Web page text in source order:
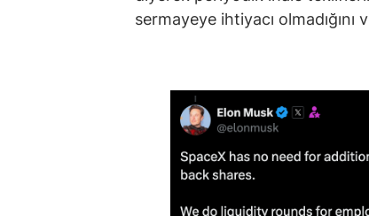
sermayeye ihtiyacı olmadığını